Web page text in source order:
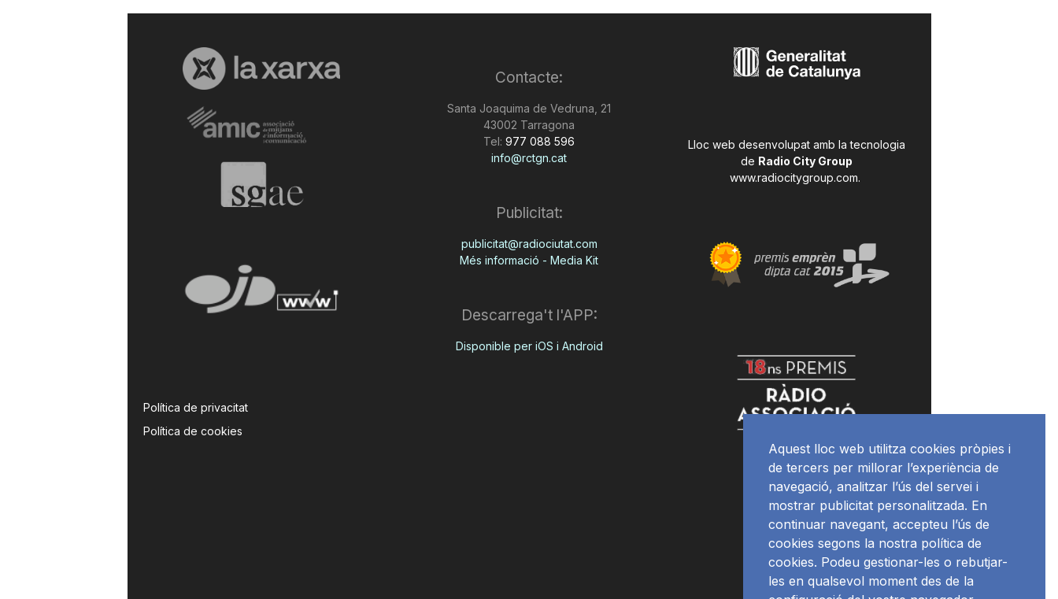
Política de privacitat
Política de cookies
Contacte:
Santa Joaquima de Vedruna, 21
43002 Tarragona
Tel: 977 088 596
info@rctgn.cat
Publicitat:
publicitat@radiociutat.com
Més informació - Media Kit
Descarrega't l'APP:
Disponible per iOS i Android
Lloc web desenvolupat amb la tecnologia
de Radio City Group
www.radiocitygroup.com.
Aquest lloc web utilitza cookies pròpies i
de tercers per millorar l’experiència de
navegació, analitzar l’ús del servei i
mostrar publicitat personalitzada. En
continuar navegant, accepteu l’ús de
cookies segons la nostra política de
cookies. Podeu gestionar-les o rebutjar-
les en qualsevol moment des de la